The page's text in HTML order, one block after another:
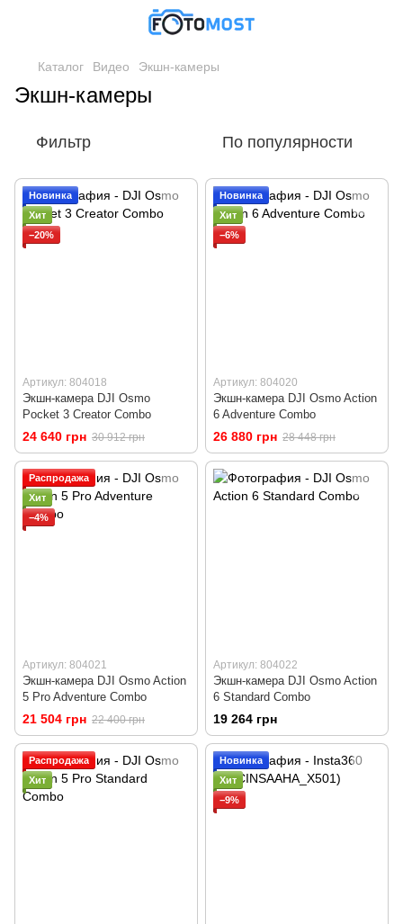
Каталог Видео Экшн-камеры
Экшн-камеры
Фильтр По популярности
Новинка
Хит
−20%
Артикул: 804018
Экшн-камера DJI Osmo
Pocket 3 Creator Combo
24 640 грн 30 912 грн
Новинка
Хит
−6%
Артикул: 804020
Экшн-камера DJI Osmo Action
6 Adventure Combo
26 880 грн 28 448 грн
Распродажа
Хит
−4%
Артикул: 804021
Экшн-камера DJI Osmo Action
5 Pro Adventure Combo
21 504 грн 22 400 грн
Артикул: 804022
Экшн-камера DJI Osmo Action
6 Standard Combo
19 264 грн
Распродажа
Хит
Новинка
Хит
−9%